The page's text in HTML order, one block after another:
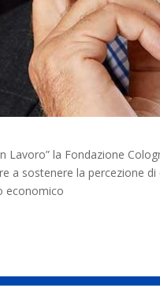
Lavoro” la Fondazione
a sostenere la percezione
economico